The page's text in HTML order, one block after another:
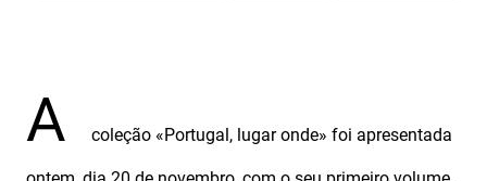
A coleção «Portugal, lugar onde» foi apresentada